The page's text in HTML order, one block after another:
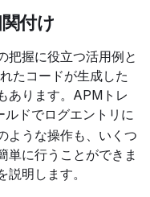
付け
把握に役立つ活用例と
たコードが生成した
あります。APMトレ
ルドでログエントリに
ような操作も、いくつ
単に行うことができま
明します。